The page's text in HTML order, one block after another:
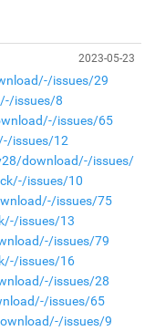
2023-05-23
issues/29
issues/8
issues/65
issues/12
download/-/issues/
issues/10
issues/75
issues/13
issues/79
issues/16
issues/28
issues/65
issues/9